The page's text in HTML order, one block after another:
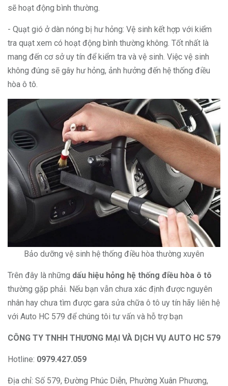
sẽ hoạt động bình thường.
- Quạt gió ở dàn nóng bị hư hỏng: Vệ sinh kết hợp với kiểm
tra quạt xem có hoạt động bình thường không. Tốt nhất là
mang đến cơ sở uy tín để kiểm tra và vệ sinh. Việc vệ sinh
không đúng sẽ gây hư hỏng, ảnh hưởng đến hệ thống điều
hòa ô tô.
Bảo dưỡng vệ sinh hệ thống điều hòa thường xuyên
Trên đây là những dấu hiệu hỏng hệ thống điều hòa ô tô
thường gặp phải. Nếu bạn vẫn chưa xác định được nguyên
nhân hay chưa tìm được gara sửa chữa ô tô uy tín hãy liên hệ
với Auto HC 579 để chúng tôi tư vấn và hỗ trợ bạn
CÔNG TY TNHH THƯƠNG MẠI VÀ DỊCH VỤ AUTO HC 579
Hotline: 0979.427.059
Địa chỉ: Số 579, Đường Phúc Diễn, Phường Xuân Phương,